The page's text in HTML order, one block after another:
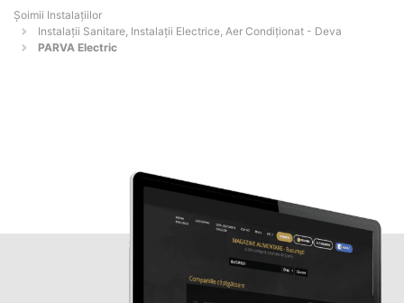
Şoimii Instalaţiilor
Instalații Sanitare, Instalații Electrice, Aer Condiționat - Deva
PARVA Electric